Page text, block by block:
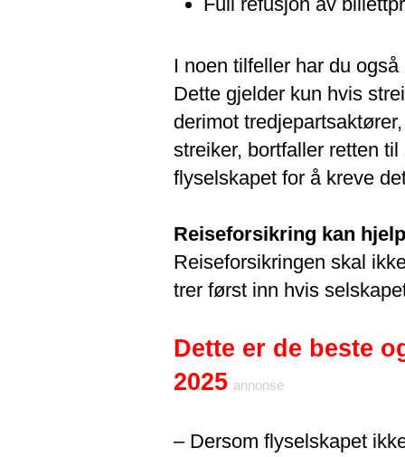
I noen tilfeller har du
Dette gjelder kun hvis
derimot
streiker, bortfaller retten
flyselskapet for å kreve
Reiseforsikring kan
Reiseforsikringen skal
trer først inn hvis
Dette er de beste
2025 annonse
– Dersom flyselskapet